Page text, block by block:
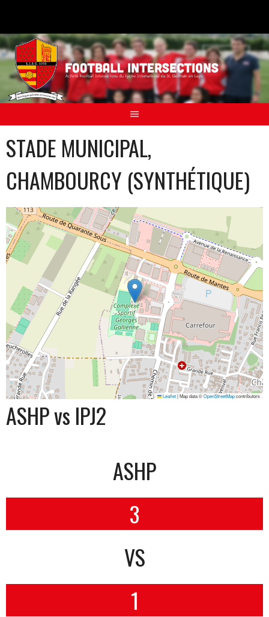
contenu
STADE MUNICIPAL,
CHAMBOURCY (SYNTHÉTIQUE)
Leaflet|Map data ©OpenStreetMapcontributors
ASHP vs IPJ2
ASHP
3
VS
1